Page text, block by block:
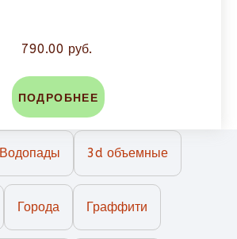
790.00 руб.
ПОДРОБНЕЕ
Водопады 3d объемные
Города Граффити